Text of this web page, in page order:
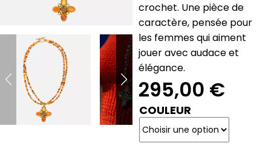
crochet. Une pièce de
caractère, pensée pour
les femmes qui aiment
jouer avec audace et
élégance.
295,00 €
COULEUR